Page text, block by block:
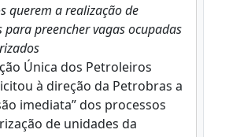
querem a realização de
para preencher vagas ocupadas
Única dos Petroleiros
à direção da Petrobras a
imediata” dos processos
de unidades da